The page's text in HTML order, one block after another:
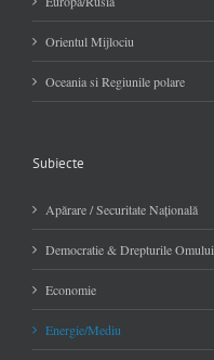
Orientul Mijlociu
Oceania si Regiunile polare
Subiecte
Apărare / Securitate Naţională
Democratie & Drepturile Omului
Economie
Energie/Mediu